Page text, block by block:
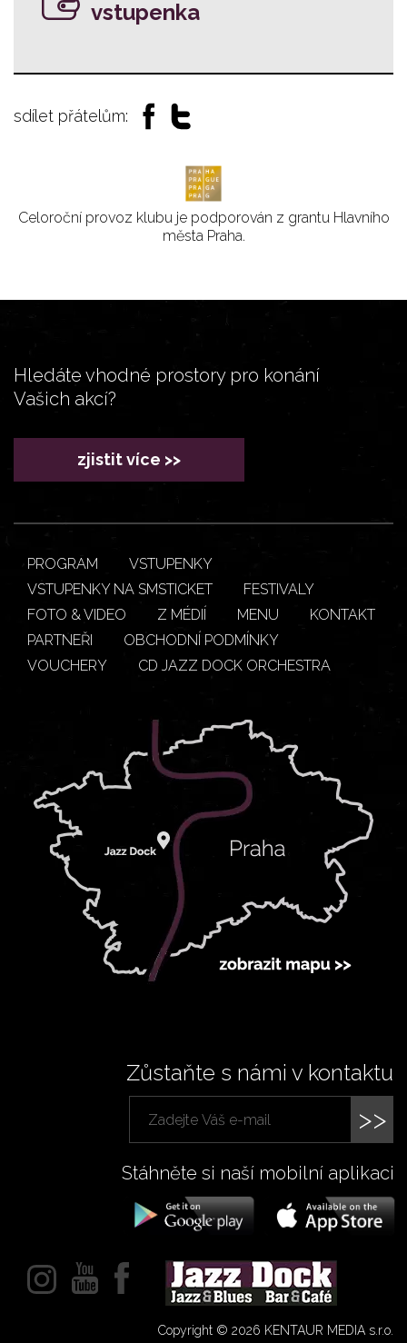
vstupenka
sdílet přátelům:
Celoroční provoz klubu je podporován z grantu Hlavního
města Praha.
Hledáte vhodné prostory pro konání
Vašich akcí?
zjistit více >>
PROGRAM
VSTUPENKY
VSTUPENKY NA SMSTICKET
FESTIVALY
FOTO & VIDEO
Z MÉDIÍ MENU
KONTAKT
PARTNEŘI
OBCHODNÍ PODMÍNKY
VOUCHERY
CD JAZZ DOCK ORCHESTRA
Zůstaňte s námi v kontaktu
>>
Stáhněte si naší mobilní aplikaci
Copyright © 2026 KENTAUR MEDIA s.r.o.